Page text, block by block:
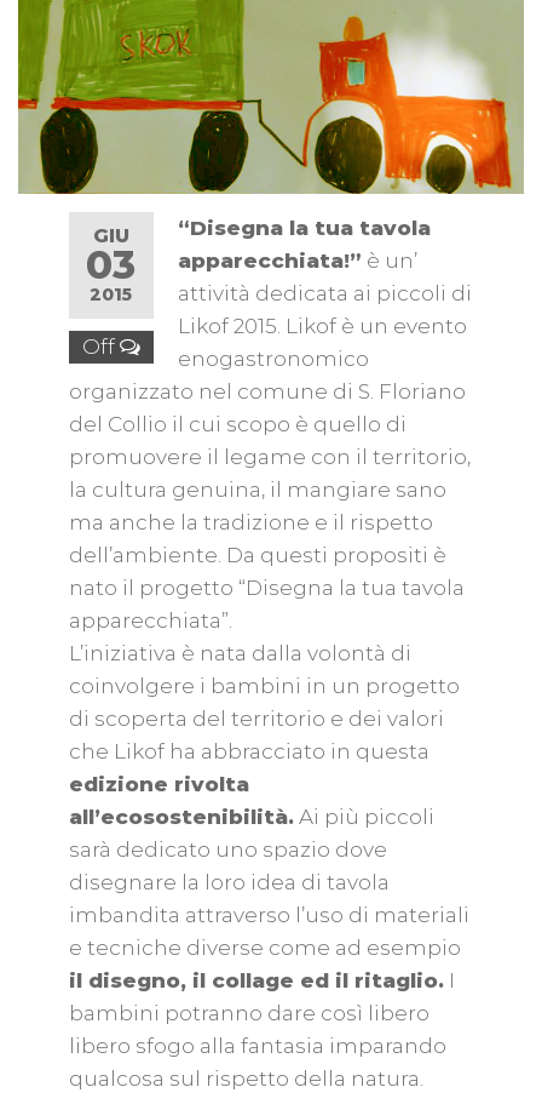
GIU
03
2015
Off
“Disegna la tua tavola
apparecchiata!” è un’
attività dedicata ai piccoli di
Likof 2015. Likof è un evento
enogastronomico
organizzato nel comune di S. Floriano
del Collio il cui scopo è quello di
promuovere il legame con il territorio,
la cultura genuina, il mangiare sano
ma anche la tradizione e il rispetto
dell’ambiente. Da questi propositi è
nato il progetto “Disegna la tua tavola
apparecchiata”.
L’iniziativa è nata dalla volontà di
coinvolgere i bambini in un progetto
di scoperta del territorio e dei valori
che Likof ha abbracciato in questa
edizione rivolta
all’ecosostenibilità.Ai più piccoli
sarà dedicato uno spazio dove
disegnare la loro idea di tavola
imbandita attraverso l’uso di materiali
e tecniche diverse come ad esempio
il disegno, il collage ed il ritaglio.I
bambini potranno dare così libero
libero sfogo alla fantasia imparando
qualcosa sul rispetto della natura.